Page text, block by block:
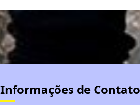
Informações de Contato